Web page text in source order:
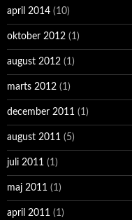
april 2014 (10)
oktober 2012 (1)
august 2012 (1)
marts 2012 (1)
december 2011 (1)
august 2011 (5)
juli 2011 (1)
maj 2011 (1)
april 2011 (1)